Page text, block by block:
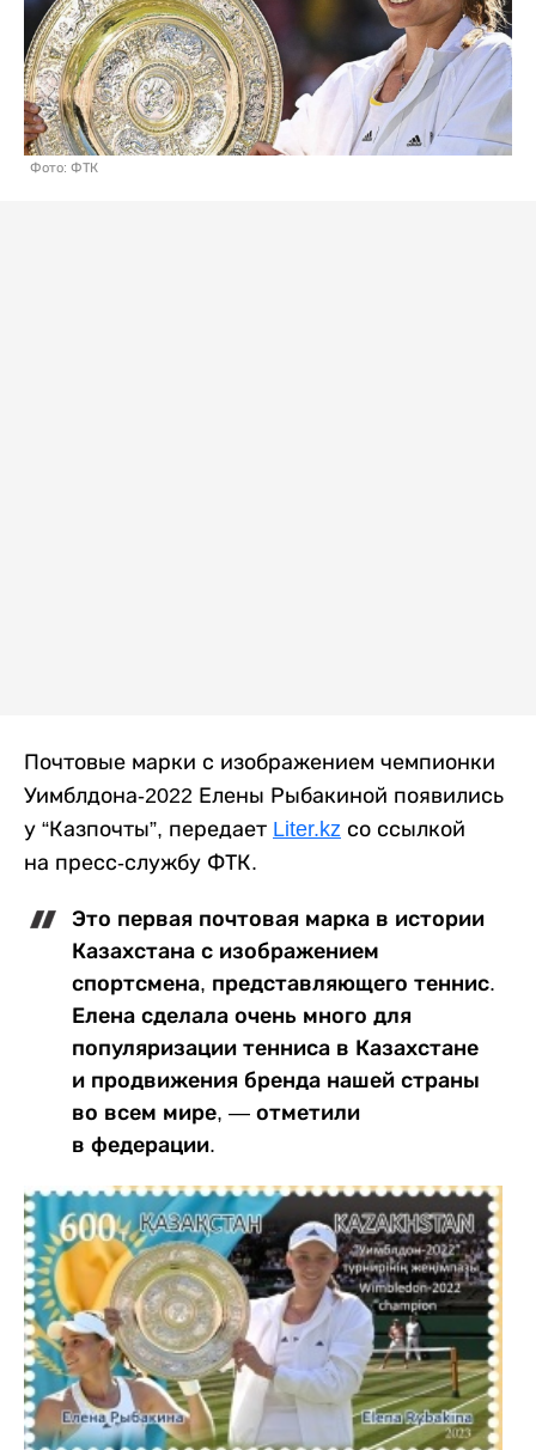
Фото: ФТК
Почтовые марки с изображением чемпионки
Уимблдона-2022 Елены Рыбакиной появились
у “Казпочты”, передает Liter.kz со ссылкой
на пресс-службу ФТК.
Это первая почтовая марка в истории
Казахстана с изображением
спортсмена, представляющего теннис.
Елена сделала очень много для
популяризации тенниса в Казахстане
и продвижения бренда нашей страны
во всем мире, — отметили
в федерации.